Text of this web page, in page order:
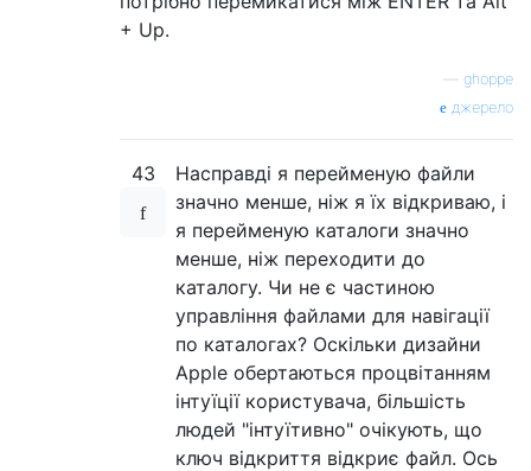
+ Up.
ghoppe
джерело
43
Насправді я перейменую файли
значно менше, ніж я їх відкриваю, і
я перейменую каталоги значно
менше, ніж переходити до
каталогу. Чи не є частиною
управління файлами для навігації
по каталогах? Оскільки дизайни
Apple обертаються процвітанням
інтуїції користувача, більшість
людей "інтуїтивно" очікують, що
ключ відкриття відкриє файл. Ось